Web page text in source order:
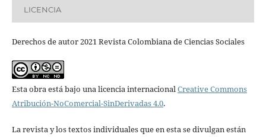
LICENCIA
Derechos de autor 2021 Revista Colombiana de Ciencias Sociales
Esta obra está bajo una licencia internacional Creative Commons
Atribución-NoComercial-SinDerivadas 4.0.
La revista y los textos individuales que en esta se divulgan están